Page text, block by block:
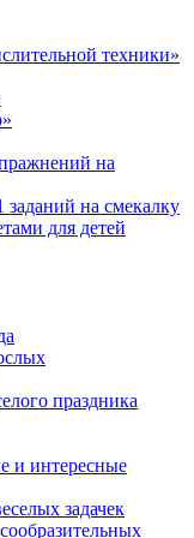
техники»
на
на смекалку
для детей
праздника
и интересные
задачек